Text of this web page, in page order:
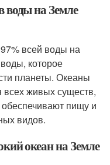
воды на Земле
всей воды на
которое
планеты. Океаны
живых существ,
обеспечивают пищу и
видов.
океан на Земле